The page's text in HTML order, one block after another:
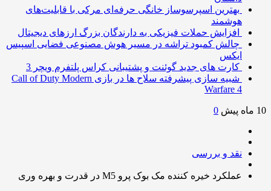
بهترین اسپرسوساز خانگی حرفه‌ای مرکی با قابلیت‌های
هوشمند
افزایش حملات فیزیکی به دارندگان بزرگ ارزهای دیجیتال
چالش کمبود تراشه در مسیر هوش مصنوعی فضایی اسپیس
کارت های جدید گوئنت و پشتیبانی کراس پلتفرم ویچر 3
شبیه سازی پیشرفته سلاح ها در بازی Call of Duty Modern
Warfare 4
0
نقد و بررسی
عملکرد خیره کننده مک بوک پرو M5 در قدرت و بهره وری